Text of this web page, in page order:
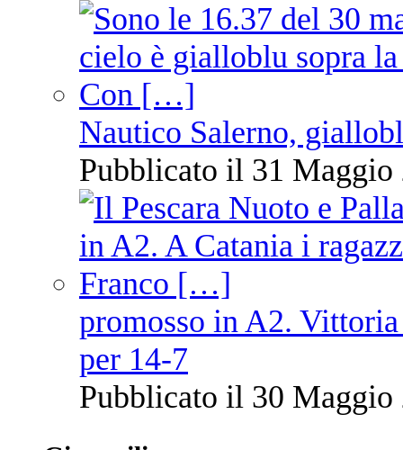
Nautico Salerno,
Pubblicato il 31 Maggio
promosso in A2.
per 14-7
Pubblicato il 30 Maggio